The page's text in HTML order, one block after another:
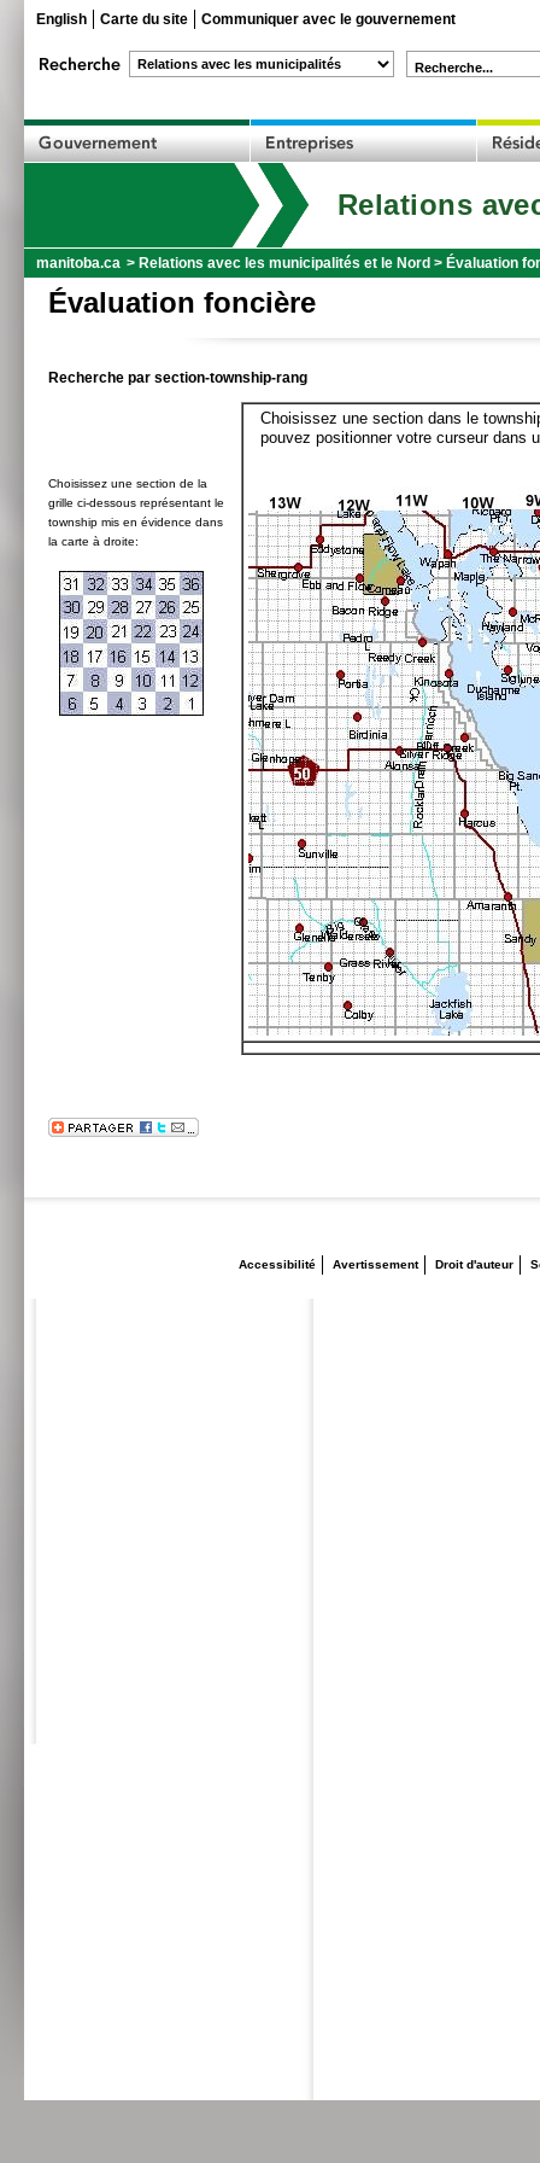
English Carte du site Communiquer avec le gouvernement
Recherche...
Relations
manitoba.ca > Relations avec les municipalités et le Nord > Évaluation
Évaluation foncière
Recherche par section-township-rang
Choisissez une section de la
grille ci-dessous représentant le
township mis en évidence dans
la carte à droite:
Choisissez une section dans le
pouvez positionner votre curseur dans
Accessibilité Avertissement Droit d'auteur